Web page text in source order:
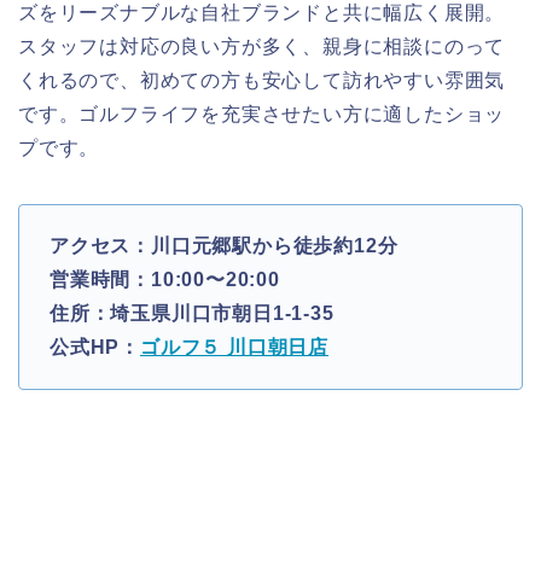
ズをリーズナブルな自社ブランドと共に幅広く展開。
スタッフは対応の良い方が多く、親身に相談にのって
くれるので、初めての方も安心して訪れやすい雰囲気
です。ゴルフライフを充実させたい方に適したショッ
プです。
アクセス：川口元郷駅から徒歩約12分
営業時間：10:00〜20:00
住所：埼玉県川口市朝日1-1-35
公式HP： ゴルフ５ 川口朝日店